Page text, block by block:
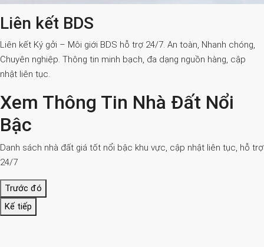
Liên kết BDS
Liên kết Ký gởi – Môi giới BDS hỗ trợ 24/7. An toàn, Nhanh chóng,
Chuyên nghiệp. Thông tin minh bạch, đa dạng nguồn hàng, cập
nhật liên tục.
Xem Thông Tin Nhà Đất Nổi
Bậc
Danh sách nhà đất giá tốt nổi bậc khu vực, cập nhật liên tục, hỗ trợ
24/7
Trước đó
Kế tiếp